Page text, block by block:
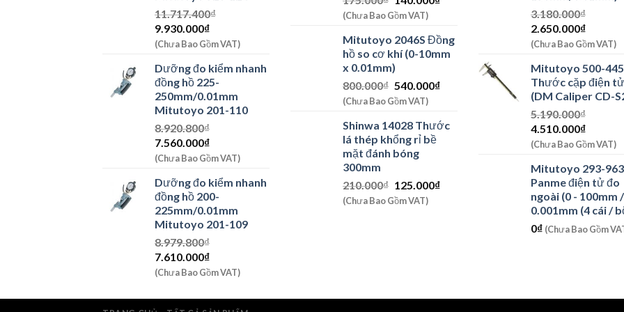
11.717.400₫
Giá
gốc
11.717.400₫.
9.930.000₫Giá
hiện
là:
9.930.000₫.
(Chưa Bao Gồm VAT)
Dưỡng đo kiểm nhanh
đồng hồ 225-
250mm/0.01mm
Mitutoyo 201-110
8.920.800₫
Giá
gốc
8.920.800₫.
7.560.000₫Giá
hiện
là:
7.560.000₫.
(Chưa Bao Gồm VAT)
Dưỡng đo kiểm nhanh
đồng hồ 200-
225mm/0.01mm
Mitutoyo 201-109
8.979.800₫
Giá
gốc
8.979.800₫.
7.610.000₫Giá
hiện
là:
(Chưa Bao Gồm VAT)
gốc
175.000₫.là:
140.000₫.
(Chưa Bao Gồm VAT)
Mitutoyo 2046S Đồng
hồ so cơ khí (0-10mm
x 0.01mm)
800.000₫ Giá
gốc
800.000₫.
540.000₫Giá
là:
(Chưa Bao Gồm VAT)
Shinwa 14028 Thước
lá thép khổng rỉ bề
mặt đánh bóng
300mm
210.000₫ Giá
gốc
125.000₫Giá
(Chưa Bao Gồm VAT)
3.180.000₫
Giá
gốc
3.180.000₫.
2.650.000₫Giá
hiện
là:
(Chưa Bao Gồm VAT)
Mitutoyo 500-445
Thước cặp điện tử
(DM Caliper CD-
5.190.000₫
Giá
gốc
5.190.000₫.
4.510.000₫Giá
hiện
là:
(Chưa Bao Gồm VAT)
Mitutoyo 293-
Panme điện tử đo
ngoài (0 - 100mm /
0.001mm (4 cái /
0₫ (Chưa Bao Gồm